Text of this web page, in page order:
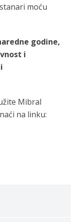
moću
godine,
i
Mibral
na linku: